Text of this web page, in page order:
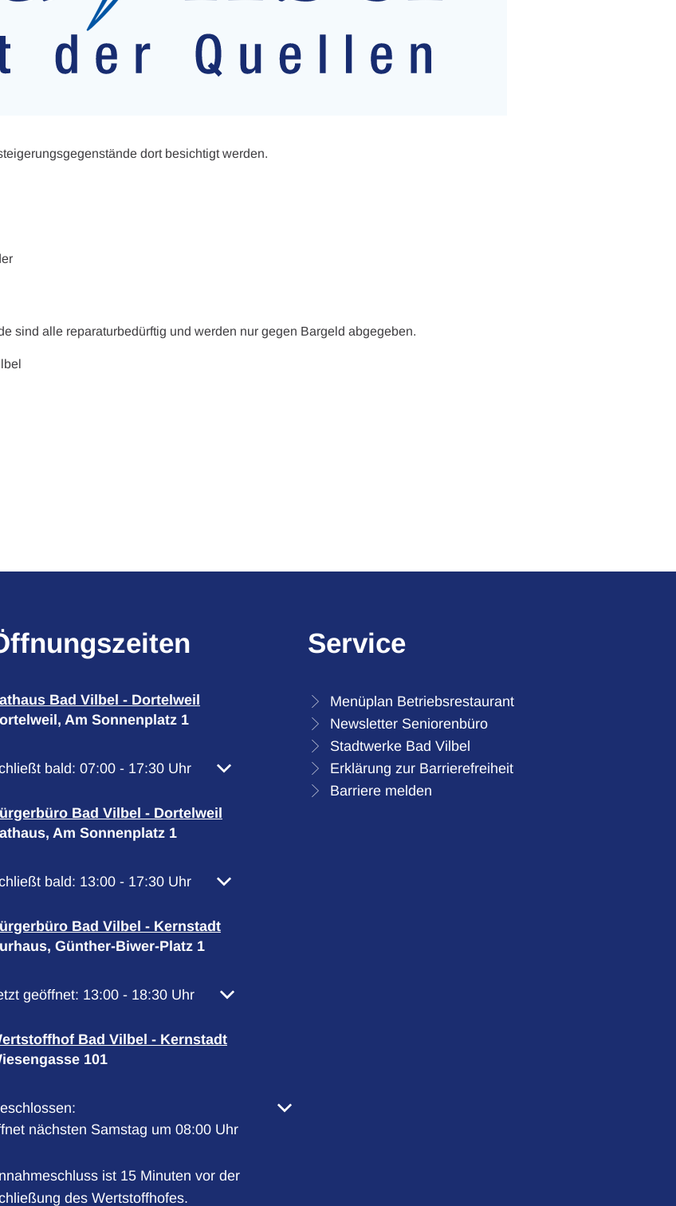
dort besichtigt werden.
sind alle reparaturbedürftig und werden nur gegen Bargeld abgegeben.
Bad Vilbel - Dortelweil
Am Sonnenplatz 1
um weitere Öffnungs- oder Schließzeiten auszublenden
bald: 07:00 - 17:30 Uhr Von 07:00 bis 17:30 Uhr
Bad Vilbel - Dortelweil
Am Sonnenplatz 1
um weitere Öffnungs- oder Schließzeiten auszublenden
bald: 13:00 - 17:30 Uhr Von 13:00 bis 17:30 Uhr
Bad Vilbel - Kernstadt
Günther-Biwer-Platz 1
um weitere Öffnungs- oder Schließzeiten auszublenden
geöffnet: 13:00 - 18:30 Uhr Von 13:00 bis 18:30 Uhr
Bad Vilbel - Kernstadt
101
um weitere Öffnungs- oder Schließzeiten auszublenden
nächsten Samstag um 08:00 Uhr
ist 15 Minuten vor der
des Wertstoffhofes.
Service
Menüplan Betriebsrestaurant
Newsletter Seniorenbüro
Stadtwerke Bad Vilbel
Erklärung zur Barrierefreiheit
Barriere melden